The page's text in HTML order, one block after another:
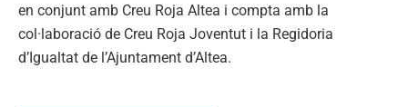
en conjunt amb Creu Roja Altea i compta amb la
col·laboració de Creu Roja Joventut i la Regidoria
d’Igualtat de l’Ajuntament d’Altea.